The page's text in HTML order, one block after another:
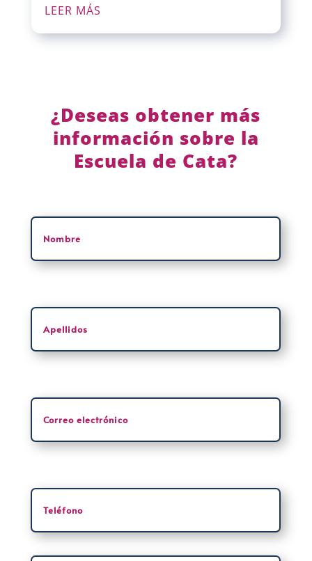
LEER MÁS
¿Deseas obtener más
información sobre la
Escuela de Cata?